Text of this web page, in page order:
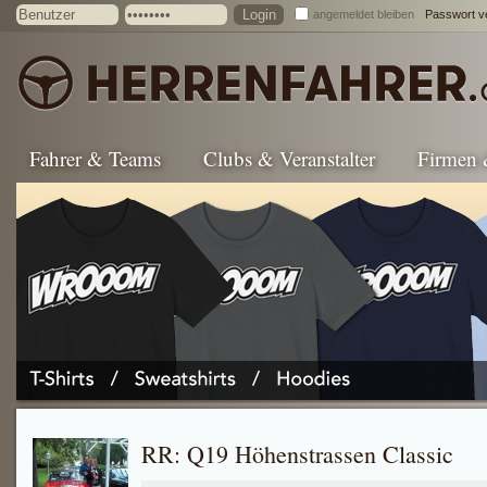
angemeldet bleiben Passwort
Fahrer & Teams Clubs & Veranstalter Firmen
RR: Q19 Höhenstrassen Classic